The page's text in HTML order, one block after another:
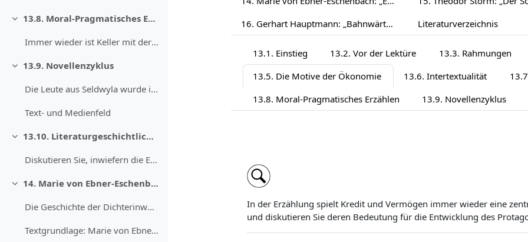
Einklappen
13.8. Moral-Pragmatisches Erzählen
Immer wieder ist Keller mit der Erzählsammlung ein...
Einklappen
13.9. Novellenzyklus
Die Leute aus Seldwyla wurde immer wieder als Nove...
Text- und Medienfeld
Einklappen
13.10. Literaturgeschichtliche Bedeutung des Traummotivs
Diskutieren Sie, inwiefern die Entwicklung, die de...
Einklappen
14. Marie von Ebner-Eschenbach: „Er lässt die Hand küssen“ (1886)
Die Geschichte der Dichterinwerdung der Marie Frei...
Textgrundlage: Marie von Ebner-Eschenbach: „Er las...
16. Gerhart Hauptmann: „Bahnwärter Thiel“ (1888)
Literaturverzeichnis
13.1. Einstieg 13.2. Vor der Lektüre 13.3. Rahmungen
13.5. Die Motive der Ökonomie
13.6. Intertextualität
13.8. Moral-Pragmatisches Erzählen
13.9. Novellenzyklus
In der Erzählung spielt Kredit und Vermögen immer wieder eine
und diskutieren Sie deren Bedeutung für die Entwicklung des